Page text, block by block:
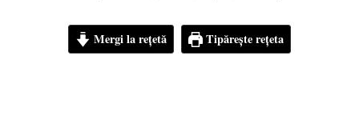
Mergi la rețetă Tipărește rețeta